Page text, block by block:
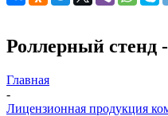
Роллерный стенд
Главная
-
Лицензионная продукция